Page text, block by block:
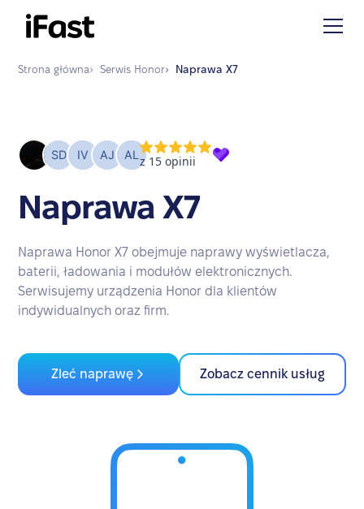
Strona główna› Serwis Honor› Naprawa X7
Naprawa X7
Naprawa Honor X7 obejmuje naprawy wyświetlacza,
baterii, ładowania i modułów elektronicznych.
Serwisujemy urządzenia Honor dla klientów
indywidualnych oraz firm.
Zleć naprawę Zobacz cennik usług